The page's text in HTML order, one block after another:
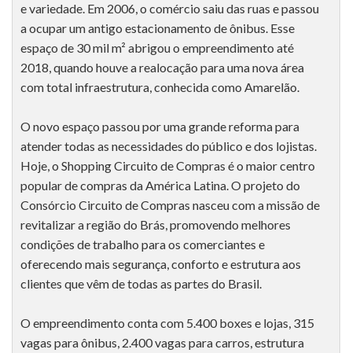
e variedade. Em 2006, o comércio saiu das ruas e passou
a ocupar um antigo estacionamento de ônibus. Esse
espaço de 30 mil m² abrigou o empreendimento até
2018, quando houve a realocação para uma nova área
com total infraestrutura, conhecida como Amarelão.
O novo espaço passou por uma grande reforma para
atender todas as necessidades do público e dos lojistas.
Hoje, o Shopping Circuito de Compras é o maior centro
popular de compras da América Latina. O projeto do
Consórcio Circuito de Compras nasceu com a missão de
revitalizar a região do Brás, promovendo melhores
condições de trabalho para os comerciantes e
oferecendo mais segurança, conforto e estrutura aos
clientes que vêm de todas as partes do Brasil.
O empreendimento conta com 5.400 boxes e lojas, 315
vagas para ônibus, 2.400 vagas para carros, estrutura